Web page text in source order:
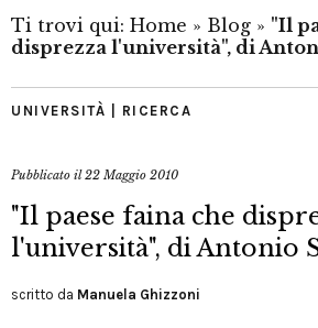
Ti trovi qui: Home » Blog » "Il
disprezza l'università", di
UNIVERSITÀ | RICERCA
Pubblicato il22 Maggio 2010
"Il paese faina che
l'università", di Antonio
scritto da Manuela Ghizzoni